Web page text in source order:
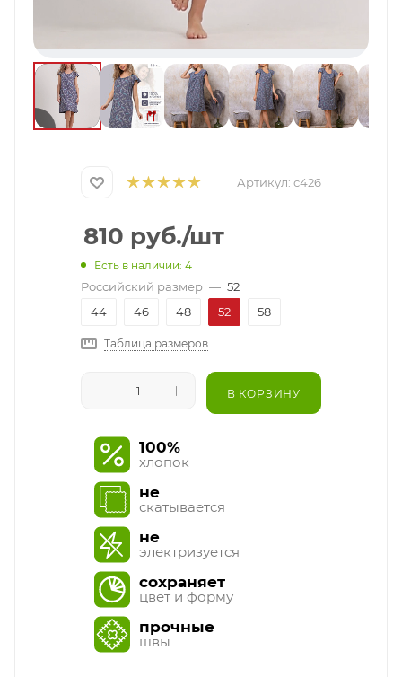
Артикул: с426
810 руб./шт
Есть в наличии: 4
Российский размер — 52
44
46 48 52 58
Таблица размеров
В КОРЗИНУ
100%
хлопок
не
скатывается
не
электризуется
сохраняет
цвет и форму
прочные
швы